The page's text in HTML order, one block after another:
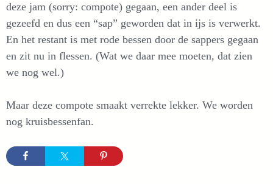
deze jam (sorry: compote) gegaan, een ander deel is
gezeefd en dus een “sap” geworden dat in ijs is verwerkt.
En het restant is met rode bessen door de sappers gegaan
en zit nu in flessen. (Wat we daar mee moeten, dat zien
we nog wel.)
Maar deze compote smaakt verrekte lekker. We worden
nog kruisbessenfan.